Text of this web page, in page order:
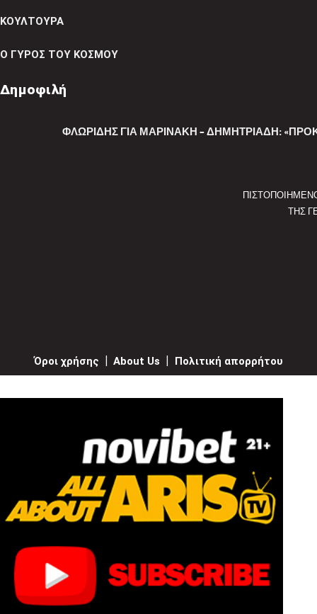
ΚΟΥΛΤΟΥΡΑ
Ο ΓΥΡΟΣ ΤΟΥ ΚΟΣΜΟΥ
Δημοφιλή
ΦΛΩΡΊΔΗΣ ΓΙΑ ΜΑΡΙΝΆΚΗ – ΔΗΜΗΤΡΙΆΔΗ:
ΤΗΣ
Όροι χρήσης About Us Πολιτική απορρήτου